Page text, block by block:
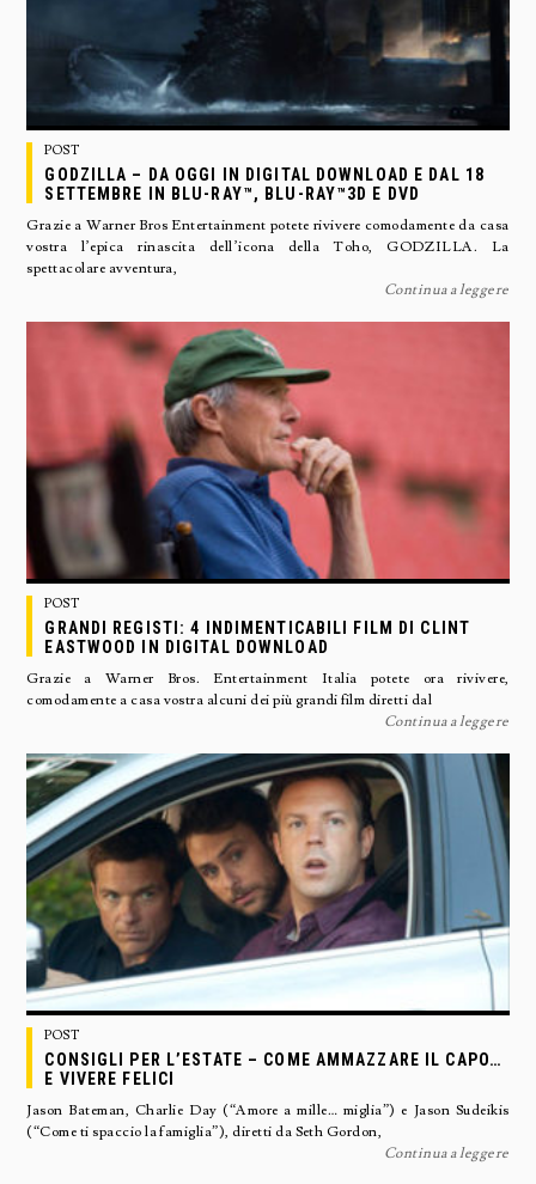
POST
GODZILLA – DA OGGI IN DIGITAL DOWNLOAD E DAL 18
SETTEMBRE IN BLU-RAY™, BLU-RAY™3D E DVD
Grazie a Warner Bros Entertainment potete rivivere comodamente da casa
vostra l’epica rinascita dell’icona della Toho, GODZILLA. La
spettacolare avventura,
Continua a leggere
POST
GRANDI REGISTI: 4 INDIMENTICABILI FILM DI CLINT
EASTWOOD IN DIGITAL DOWNLOAD
Grazie a Warner Bros. Entertainment Italia potete ora rivivere,
comodamente a casa vostra alcuni dei più grandi film diretti dal
Continua a leggere
POST
CONSIGLI PER L’ESTATE – COME AMMAZZARE IL CAPO…
E VIVERE FELICI
Jason Bateman, Charlie Day (“Amore a mille… miglia”) e Jason Sudeikis
(“Come ti spaccio la famiglia”), diretti da Seth Gordon,
Continua a leggere